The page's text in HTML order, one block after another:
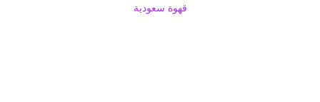
قهوة سعودية